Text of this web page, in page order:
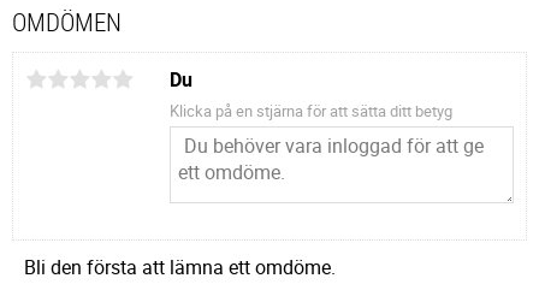
OMDÖMEN
Du
Klicka på en stjärna för att sätta ditt betyg
Bli den första att lämna ett omdöme.